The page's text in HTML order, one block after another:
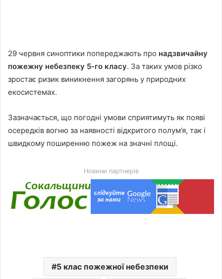
29 червня синоптики попереджають про надзвичайну
пожежну небезпеку 5-го класу. За таких умов різко
зростає ризик виникнення загорянь у природних
екосистемах.
Зазначається, що погодні умови сприятимуть як появі
осередків вогню за наявності відкритого полум’я, так і
швидкому поширенню пожеж на значні площі.
Новини партнерів
5 клас пожежної небезпеки